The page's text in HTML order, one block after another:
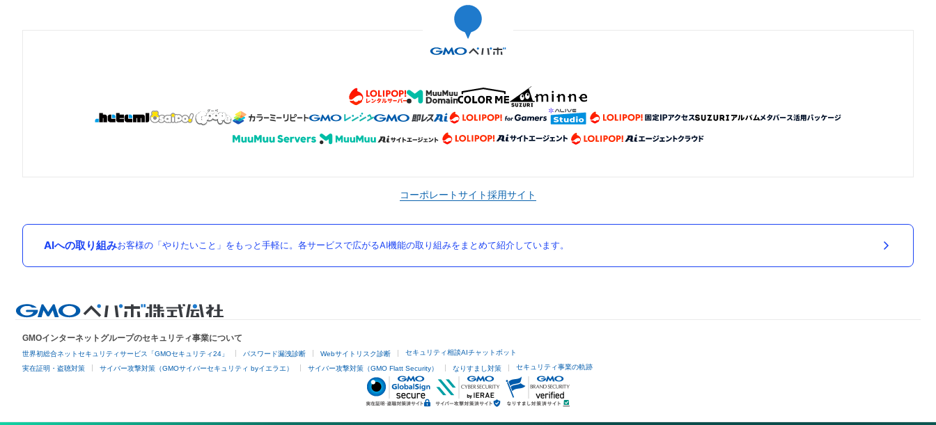
コーポレートサイト採用サイト
AIへの取り組みお客様の「やりたいこと」をもっと手軽に。各サービスで広がるAI機能の取り組みをまとめて紹介しています。
GMOインターネットグループのセキュリティ事業について
世界初総合ネットセキュリティサービス「GMOセキュリティ24」 パスワード漏洩診断 Webサイトリスク診断 セキュリティ相談AIチャットボット
実在証明・盗聴対策 サイバー攻撃対策（GMOサイバーセキュリティ byイエラエ） サイバー攻撃対策（GMO Flatt Security） なりすまし対策 セキュリティ事業の軌跡